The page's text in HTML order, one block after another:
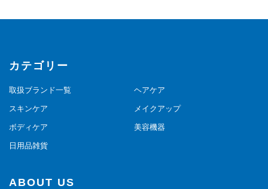
カテゴリー
取扱ブランド一覧 ヘアケア
スキンケア メイクアップ
ボディケア 美容機器
日用品雑貨
ABOUT US